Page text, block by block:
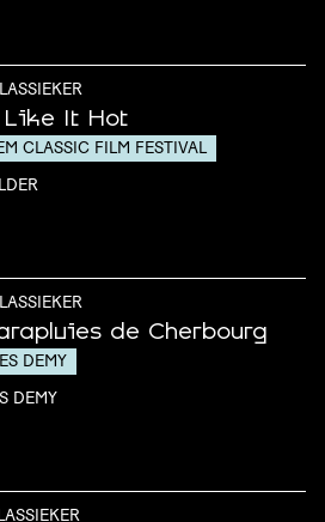
Like It Hot
CLASSIC FILM FESTIVAL
de Cherbourg
DEMY
DEMY